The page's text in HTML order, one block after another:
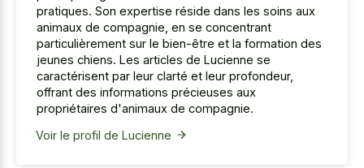
pratiques. Son expertise réside dans les soins aux
animaux de compagnie, en se concentrant
particulièrement sur le bien-être et la formation des
jeunes chiens. Les articles de Lucienne se
caractérisent par leur clarté et leur profondeur,
offrant des informations précieuses aux
propriétaires d'animaux de compagnie.
Voir le profil de Lucienne